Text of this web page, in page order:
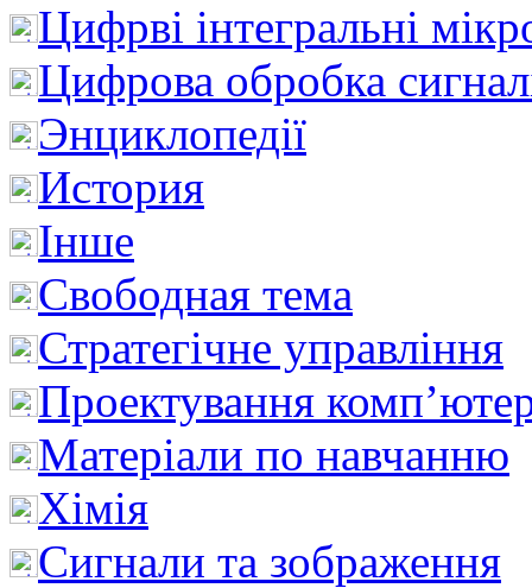
Цифрві інтегральні
Цифрова обробка
Энциклопедії
История
Інше
Свободная тема
Стратегічне управління
Проектування
Матеріали по навчанню
Хімія
Сигнали та зображення